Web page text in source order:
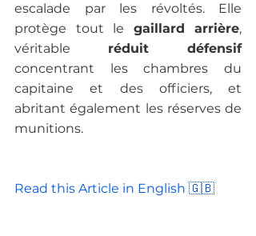
escalade par les révoltés. Elle
protège tout le gaillard arrière,
véritable
réduit défensif
concentrant les chambres du
capitaine et des officiers, et
abritant également les réserves de
munitions.
Read this Article in English 🇬🇧